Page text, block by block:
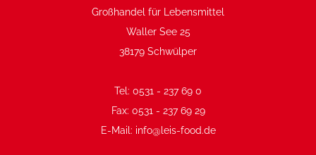
Großhandel für Lebensmittel
Waller See 25
38179 Schwülper
Tel: 0531 - 237 69 0
Fax: 0531 - 237 69 29
E-Mail: info@leis-food.de